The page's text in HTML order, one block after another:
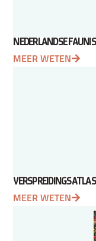
NEDERLANDSE
MEER WETEN
MEER WETEN